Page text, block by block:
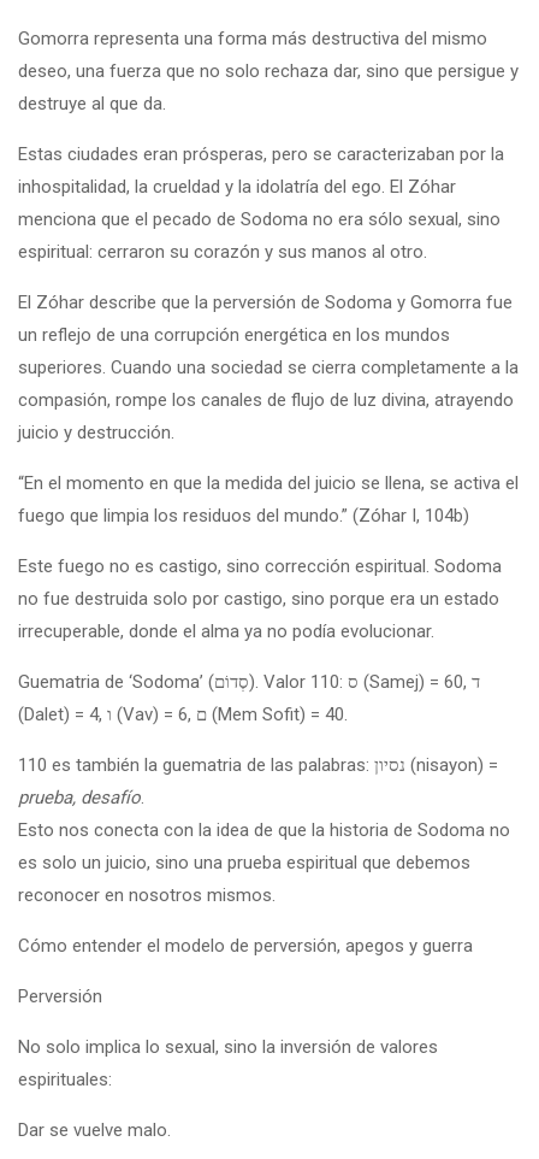
Gomorra representa una forma más destructiva del mismo
deseo, una fuerza que no solo rechaza dar, sino que persigue y
destruye al que da.
Estas ciudades eran prósperas, pero se caracterizaban por la
inhospitalidad, la crueldad y la idolatría del ego. El Zóhar
menciona que el pecado de Sodoma no era sólo sexual, sino
espiritual: cerraron su corazón y sus manos al otro.
El Zóhar describe que la perversión de Sodoma y Gomorra fue
un reflejo de una corrupción energética en los mundos
superiores. Cuando una sociedad se cierra completamente a la
compasión, rompe los canales de flujo de luz divina, atrayendo
juicio y destrucción.
“En el momento en que la medida del juicio se llena, se activa el
fuego que limpia los residuos del mundo.” (Zóhar I, 104b)
Este fuego no es castigo, sino corrección espiritual. Sodoma
no fue destruida solo por castigo, sino porque era un estado
irrecuperable, donde el alma ya no podía evolucionar.
Guematria de ‘Sodoma’ (סְדוֹם). Valor 110: ס (Samej) = 60, ד
(Dalet) = 4, ו (Vav) = 6, ם (Mem Sofit) = 40.
110 es también la guematria de las palabras: נסיון (nisayon) =
prueba, desafío.
Esto nos conecta con la idea de que la historia de Sodoma no
es solo un juicio, sino una prueba espiritual que debemos
reconocer en nosotros mismos.
Cómo entender el modelo de perversión, apegos y guerra
Perversión
No solo implica lo sexual, sino la inversión de valores
espirituales:
Dar se vuelve malo.